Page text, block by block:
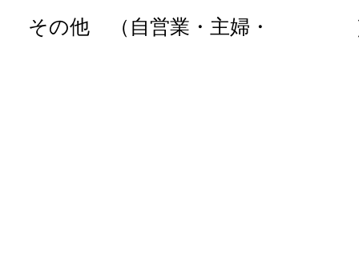
その他 （自営業・主婦・